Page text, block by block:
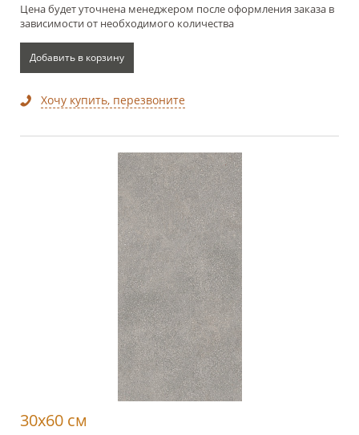
Цена будет уточнена менеджером после оформления заказа в
зависимости от необходимого количества
Добавить в корзину
Хочу купить, перезвоните
30x60 см